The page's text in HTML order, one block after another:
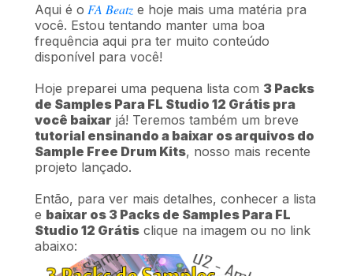
Aqui é o FA Beatz e hoje mais uma matéria pra
você. Estou tentando manter uma boa
frequência aqui pra ter muito conteúdo
disponível para você!
Hoje preparei uma pequena lista com 3 Packs
de Samples Para FL Studio 12 Grátis pra
você baixar já! Teremos também um breve
tutorial ensinando a baixar os arquivos do
Sample Free Drum Kits, nosso mais recente
projeto lançado.
Então, para ver mais detalhes, conhecer a lista
e baixar os 3 Packs de Samples Para FL
Studio 12 Grátis clique na imagem ou no link
abaixo: